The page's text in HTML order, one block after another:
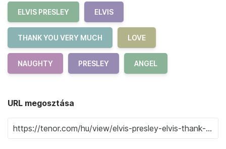
ELVIS PRESLEY ELVIS
THANK YOU VERY MUCH LOVE
NAUGHTY PRESLEY ANGEL
URL megosztása